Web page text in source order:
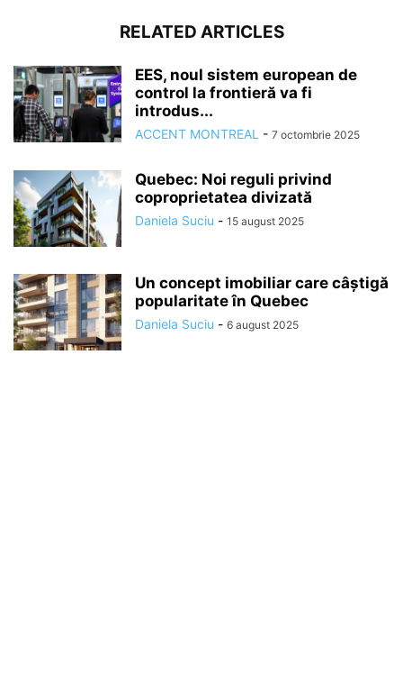
RELATED ARTICLES
EES, noul sistem european de
control la frontieră va fi
introdus...
ACCENT MONTREAL - 7 octombrie 2025
Quebec: Noi reguli privind
coproprietatea divizată
Daniela Suciu - 15 august 2025
Un concept imobiliar care câștigă
popularitate în Quebec
Daniela Suciu - 6 august 2025